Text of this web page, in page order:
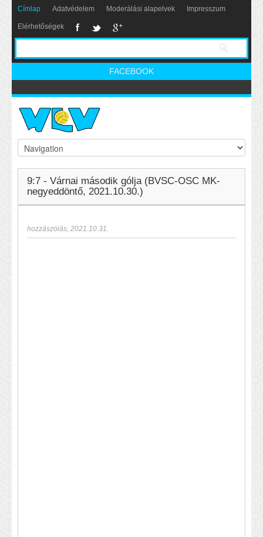
Címlap Adatvédelem Moderálási alapelvek Impresszum
Elérhetőségek
FACEBOOK
9:7 - Várnai második gólja (BVSC-OSC MK-
negyeddöntő, 2021.10.30.)
hozzászólás, 2021.10.31.